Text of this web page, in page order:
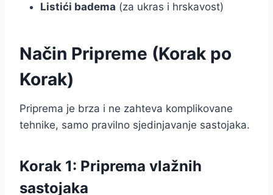
Listići badema (za ukras i hrskavost)
Način Pripreme (Korak po
Korak)
Priprema je brza i ne zahteva komplikovane
tehnike, samo pravilno sjedinjavanje sastojaka.
Korak 1: Priprema vlažnih
sastojaka